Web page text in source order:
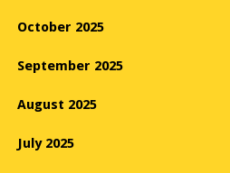
October 2025
September 2025
August 2025
July 2025